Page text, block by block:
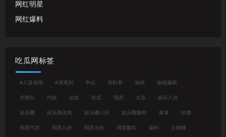
网红明星
网红爆料
吃瓜网标签
#人设崩塌 #潜规则 争议 何秋亊 偷税 偷税漏税
关晓彤 内娱 出轨 吃瓜 塌房 大瓜 娱乐八卦
娱乐圈 娱乐圈丑闻 娱乐圈八卦 娱乐圈爆料 家暴 抄袭
明星代言 明星八卦 明星出轨 明星翻车 爆料 王鹤棣